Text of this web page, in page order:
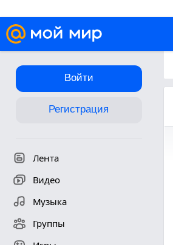
Войти
Регистрация
Лента
Видео
Музыка
Группы